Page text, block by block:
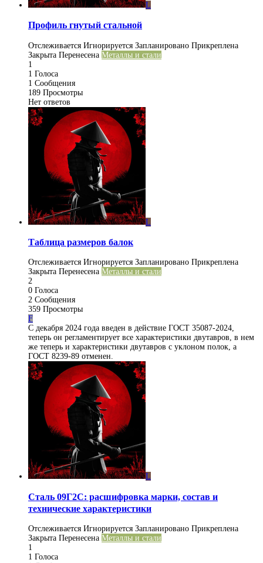
L
Профиль гнутый стальной
Отслеживается Игнорируется Запланировано Прикреплена
Закрыта Перенесена Металлы и стали
1
1 Голоса
1 Сообщения
189 Просмотры
Нет ответов
L
Таблица размеров балок
Отслеживается Игнорируется Запланировано Прикреплена
Закрыта Перенесена Металлы и стали
2
0 Голоса
2 Сообщения
359 Просмотры
F
С декабря 2024 года введен в действие ГОСТ 35087-2024,
теперь он регламентирует все характеристики двутавров, в нем
же теперь и характеристики двутавров с уклоном полок, а
ГОСТ 8239-89 отменен.
L
Сталь 09Г2С: расшифровка марки, состав и
технические характеристики
Отслеживается Игнорируется Запланировано Прикреплена
Закрыта Перенесена Металлы и стали
1
1 Голоса